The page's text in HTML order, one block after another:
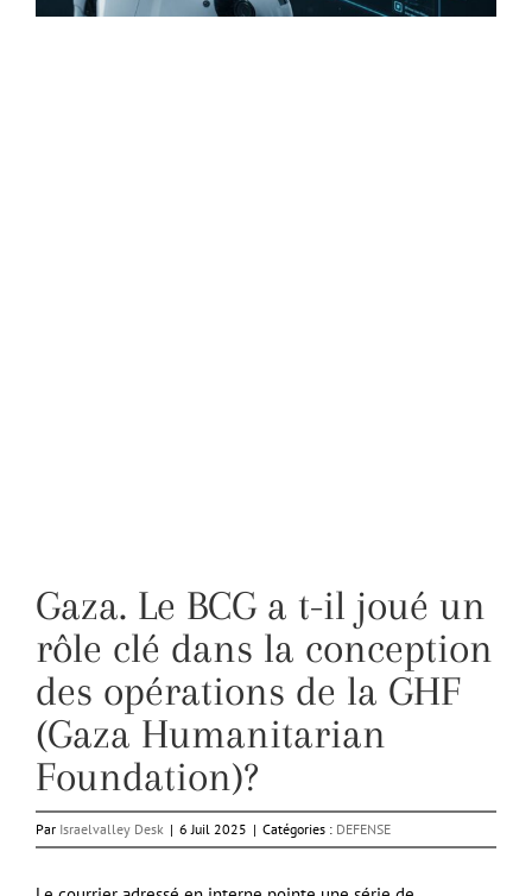
Gaza. Le BCG a t-il joué un
rôle clé dans la conception
des opérations de la GHF
(Gaza Humanitarian
Foundation)?
Par Israelvalley Desk | 6 Juil 2025 | Catégories : DEFENSE